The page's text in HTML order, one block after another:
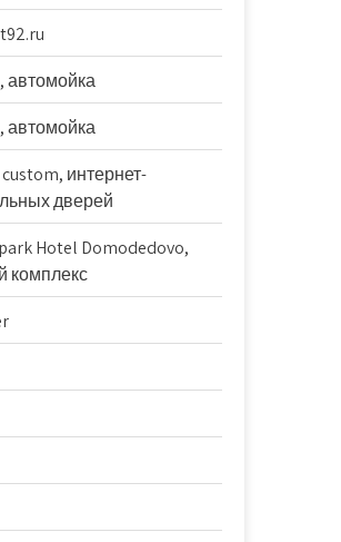
автомойка
автомойка
интернет-
дверей
Hotel Domodedovo,
комплекс